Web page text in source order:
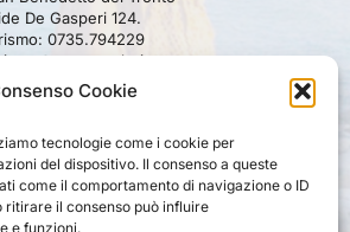
Cookie
tecnologie come i cookie per
del dispositivo. Il consenso a queste
come il comportamento di navigazione o ID
ritirare il consenso può influire
e funzioni.
De Gasperi 124.
0735.794229
00360140446